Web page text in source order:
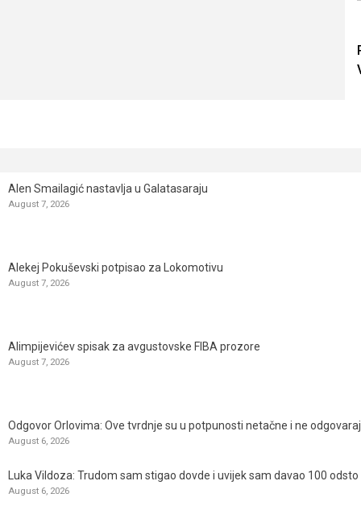
Alen Smailagić nastavlja u Galatasaraju
August 7, 2026
Alekej Pokuševski potpisao za Lokomotivu
August 7, 2026
Alimpijevićev spisak za avgustovske FIBA prozore
August 7, 2026
Odgovor Orlovima: ​Ove tvrdnje su u potpunosti netačne i ne
August 6, 2026
Luka Vildoza: Trudom sam stigao dovde i uvijek sam davao 100
August 6, 2026